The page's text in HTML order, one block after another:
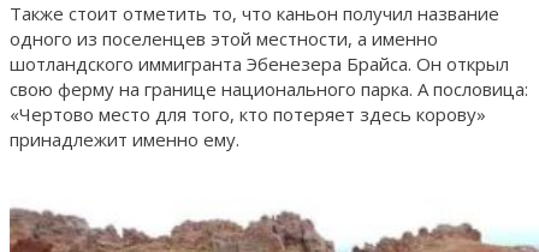
Также стоит отметить то, что каньон получил название
одного из поселенцев этой местности, а именно
шотландского иммигранта Эбенезера Брайса. Он открыл
свою ферму на границе национального парка. А пословица:
«Чертово место для того, кто потеряет здесь корову»
принадлежит именно ему.